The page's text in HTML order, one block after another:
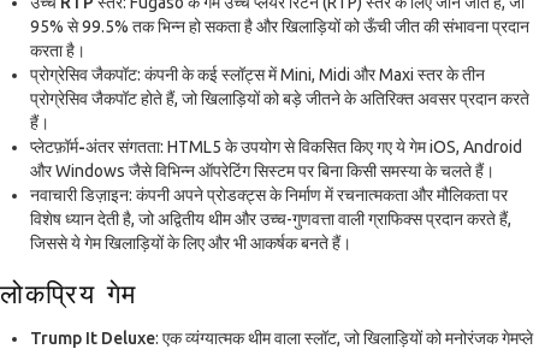
95% से 99.5% तक भिन्न हो सकता है और खिलाड़ियों को ऊँची जीत की संभावना प्रदान
करता है।
प्रोग्रेसिव जैकपॉट: कंपनी के कई स्लॉट्स में Mini, Midi और Maxi स्तर के तीन
प्रोग्रेसिव जैकपॉट होते हैं, जो खिलाड़ियों को बड़े जीतने के अतिरिक्त अवसर प्रदान करते
हैं।
प्लेटफ़ॉर्म-अंतर संगतता: HTML5 के उपयोग से विकसित किए गए ये गेम iOS, Android
और Windows जैसे विभिन्न ऑपरेटिंग सिस्टम पर बिना किसी समस्या के चलते हैं।
नवाचारी डिज़ाइन: कंपनी अपने प्रोडक्ट्स के निर्माण में रचनात्मकता और मौलिकता पर
विशेष ध्यान देती है, जो अद्वितीय थीम और उच्च-गुणवत्ता वाली ग्राफिक्स प्रदान करते हैं,
जिससे ये गेम खिलाड़ियों के लिए और भी आकर्षक बनते हैं।
लोकप्रिय गेम
Trump It Deluxe: एक व्यंग्यात्मक थीम वाला स्लॉट, जो खिलाड़ियों को मनोरंजक गेमप्ले